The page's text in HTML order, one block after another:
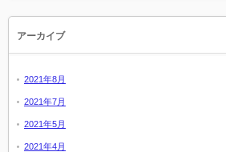
アーカイブ
2021年8月
2021年7月
2021年5月
2021年4月